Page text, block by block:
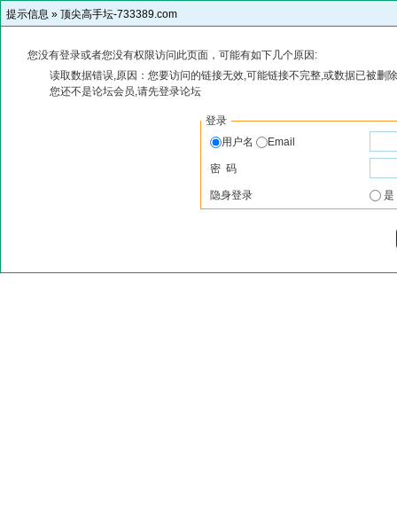
提示信息 » 顶尖高手坛-733389.com
您没有登录或者您没有权限访问此页面，可能有如下几个原因:
读取数据错误,原因：您要访问的链接无效,可能链接不完整,或数据已被删
您还不是论坛会员,请先登录论坛
登录
用户名
Email
密 码
隐身登录